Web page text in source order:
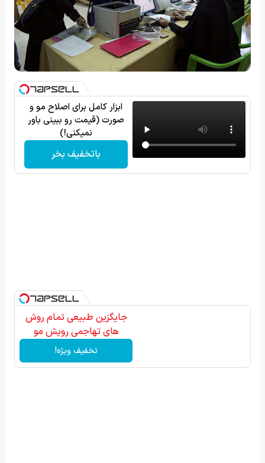
ابزار کامل برای اصلاح مو و
صورت (قیمت رو ببینی باور
نمیکنی!)
باتخفیف بخر
جایگزین طبیعی تمام روش
های تهاجمی رویش مو
تخفیف ویژه!